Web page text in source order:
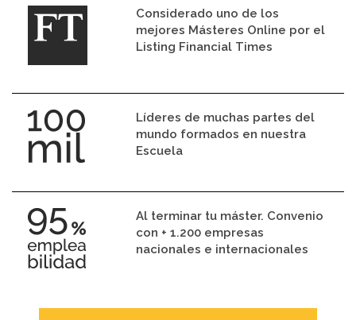
Considerado uno de los
mejores Másteres Online por el
Listing Financial Times
Líderes de muchas partes del
mundo formados en nuestra
Escuela
Al terminar tu máster. Convenio
con + 1.200 empresas
nacionales e internacionales